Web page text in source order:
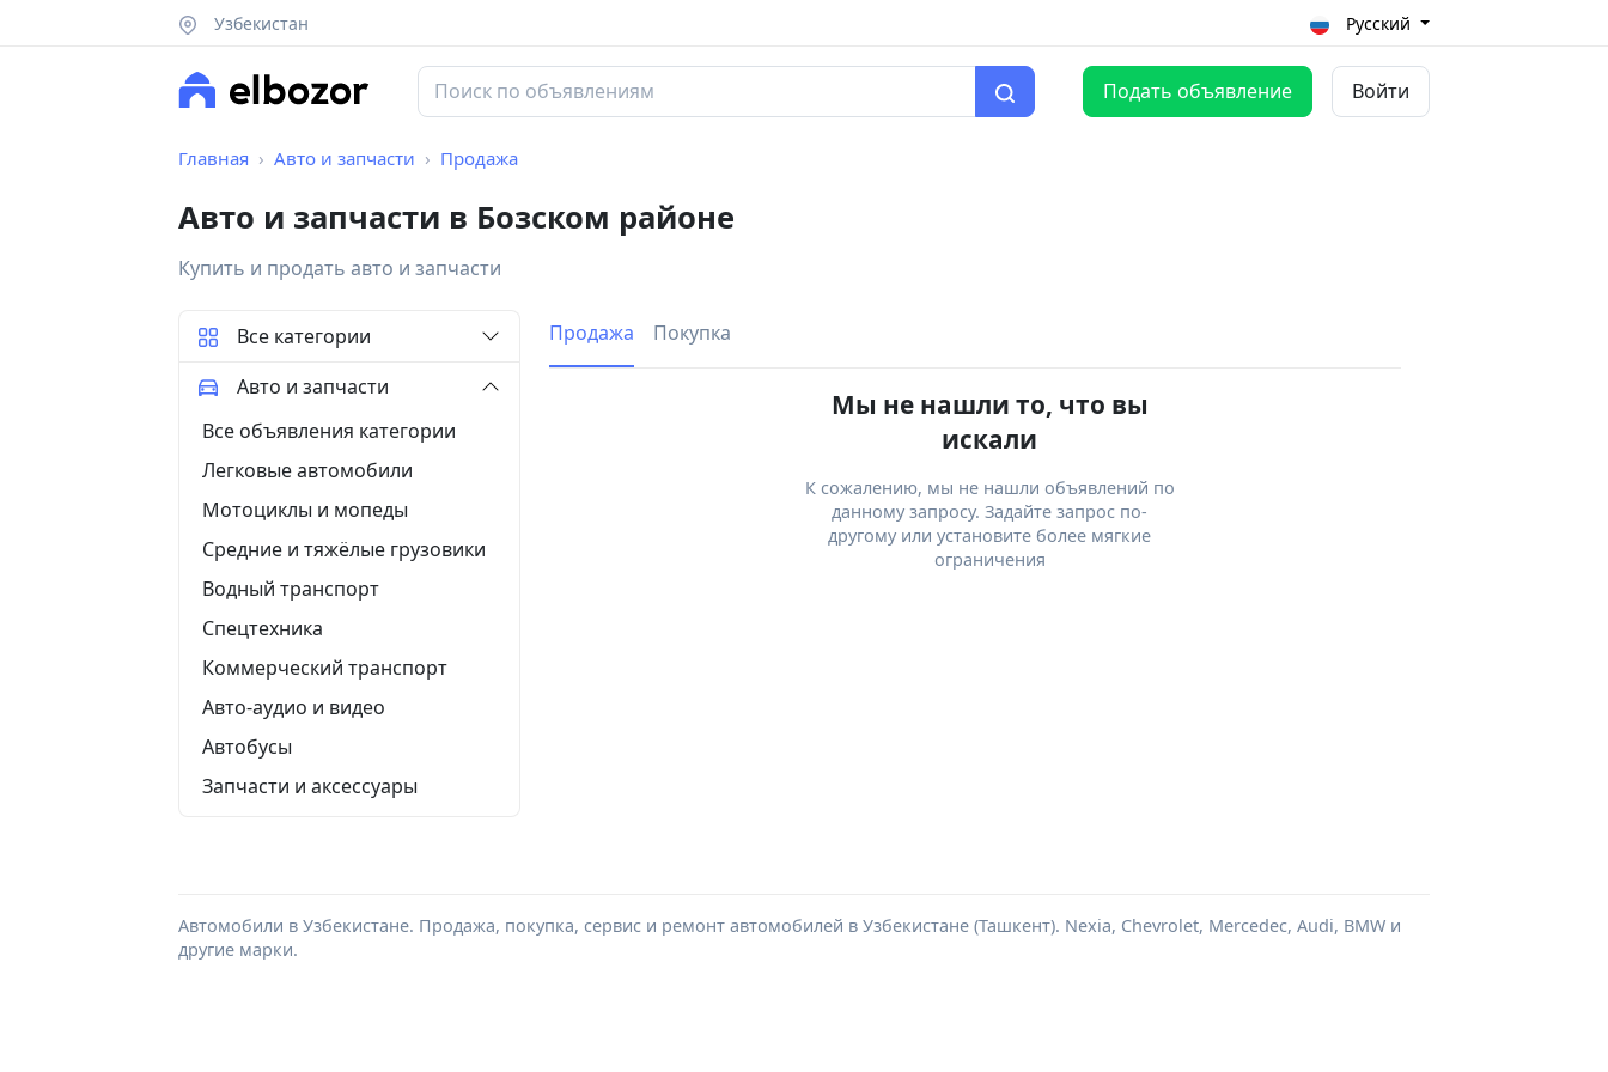
Узбекистан Русский
Подать объявление Войти
Главная Авто и запчасти Продажа
Авто и запчасти в Бозском районе
Купить и продать авто и запчасти
Продажа Покупка
Мы не нашли то, что вы
искали
К сожалению, мы не нашли объявлений по
данному запросу. Задайте запрос по-
другому или установите более мягкие
ограничения
Все категории
Авто и запчасти
Все объявления категории
Легковые автомобили
Мотоциклы и мопеды
Средние и тяжёлые грузовики
Водный транспорт
Спецтехника
Коммерческий транспорт
Авто-аудио и видео
Автобусы
Запчасти и аксессуары
Автомобили в Узбекистане. Продажа, покупка, сервис и ремонт автомобилей в Узбекистане (Ташкент). Nexia, Chevrolet, Mercedec, Audi, BMW и
другие марки.